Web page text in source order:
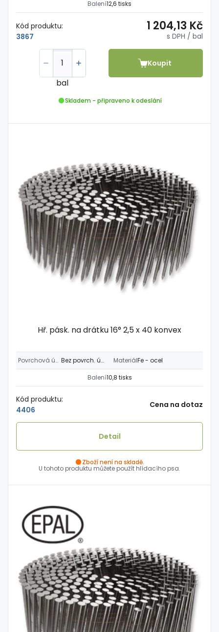
Balení12,6 tisks
Kód produktu:
3867
1 204,13 Kč
s DPH / bal
bal
Koupit
Skladem - připraveno k odeslání
Hř. pásk. na drátku 16° 2,5 x 40 konvex
Povrchová úprava Bez povrch. úpravy MateriálFe - ocel
Balení10,8 tisks
Kód produktu:
4406
Cena na dotaz
Detail
Zboží není na skladě.
U tohoto produktu můžete použít hlídacího psa.